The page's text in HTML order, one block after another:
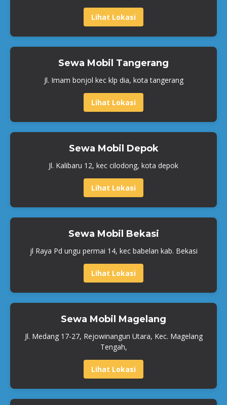
Lihat Lokasi
Sewa Mobil Tangerang
Jl. Imam bonjol kec klp dia, kota tangerang
Lihat Lokasi
Sewa Mobil Depok
Jl. Kalibaru 12, kec cilodong, kota depok
Lihat Lokasi
Sewa Mobil Bekasi
jl Raya Pd ungu permai 14, kec babelan kab. Bekasi
Lihat Lokasi
Sewa Mobil Magelang
Jl. Medang 17-27, Rejowinangun Utara, Kec. Magelang
Tengah,
Lihat Lokasi